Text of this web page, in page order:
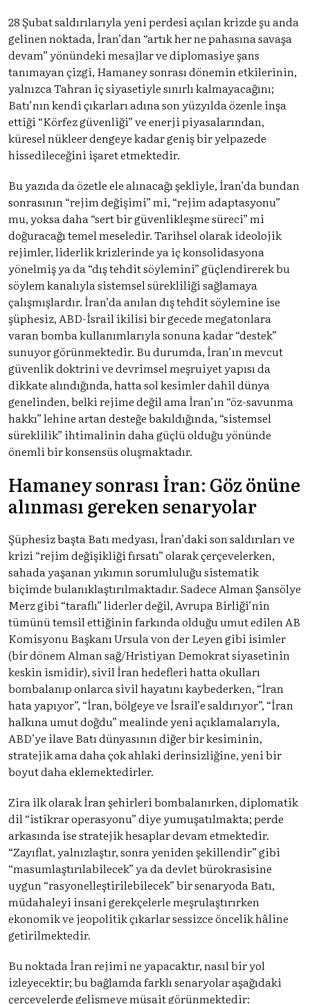
28 Şubat saldırılarıyla yeni perdesi açılan krizde şu anda
gelinen noktada, İran’dan “artık her ne pahasına savaşa
devam” yönündeki mesajlar ve diplomasiye şans
tanımayan çizgi, Hamaney sonrası dönemin etkilerinin,
yalnızca Tahran iç siyasetiyle sınırlı kalmayacağını;
Batı’nın kendi çıkarları adına son yüzyılda özenle inşa
ettiği “Körfez güvenliği” ve enerji piyasalarından,
küresel nükleer dengeye kadar geniş bir yelpazede
hissedileceğini işaret etmektedir.
Bu yazıda da özetle ele alınacağı şekliyle, İran’da bundan
sonrasının “rejim değişimi” mi, “rejim adaptasyonu”
mu, yoksa daha “sert bir güvenlikleşme süreci” mi
doğuracağı temel meseledir. Tarihsel olarak ideolojik
rejimler, liderlik krizlerinde ya iç konsolidasyona
yönelmiş ya da “dış tehdit söylemini” güçlendirerek bu
söylem kanalıyla sistemsel sürekliliği sağlamaya
çalışmışlardır. İran’da anılan dış tehdit söylemine ise
şüphesiz, ABD-İsrail ikilisi bir gecede megatonlara
varan bomba kullanımlarıyla sonuna kadar “destek”
sunuyor görünmektedir. Bu durumda, İran’ın mevcut
güvenlik doktrini ve devrimsel meşruiyet yapısı da
dikkate alındığında, hatta sol kesimler dahil dünya
genelinden, belki rejime değil ama İran’ın “öz-savunma
hakkı” lehine artan desteğe bakıldığında, “sistemsel
süreklilik” ihtimalinin daha güçlü olduğu yönünde
önemli bir konsensüs oluşmaktadır.
Hamaney sonrası İran: Göz önüne
alınması gereken senaryolar
Şüphesiz başta Batı medyası, İran’daki son saldırıları ve
krizi “rejim değişikliği fırsatı” olarak çerçevelerken,
sahada yaşanan yıkımın sorumluluğu sistematik
biçimde bulanıklaştırılmaktadır. Sadece Alman Şansölye
Merz gibi “taraflı” liderler değil, Avrupa Birliği’nin
tümünü temsil ettiğinin farkında olduğu umut edilen AB
Komisyonu Başkanı Ursula von der Leyen gibi isimler
(bir dönem Alman sağ/Hristiyan Demokrat siyasetinin
keskin ismidir), sivil İran hedefleri hatta okulları
bombalanıp onlarca sivil hayatını kaybederken, “İran
hata yapıyor”, “İran, bölgeye ve İsrail’e saldırıyor”, “İran
halkına umut doğdu” mealinde yeni açıklamalarıyla,
ABD’ye ilave Batı dünyasının diğer bir kesiminin,
stratejik ama daha çok ahlaki derinsizliğine, yeni bir
boyut daha eklemektedirler.
Zira ilk olarak İran şehirleri bombalanırken, diplomatik
dil “istikrar operasyonu” diye yumuşatılmakta; perde
arkasında ise stratejik hesaplar devam etmektedir.
“Zayıflat, yalnızlaştır, sonra yeniden şekillendir” gibi
“masumlaştırılabilecek” ya da devlet bürokrasisine
uygun “rasyonelleştirilebilecek” bir senaryoda Batı,
müdahaleyi insani gerekçelerle meşrulaştırırken
ekonomik ve jeopolitik çıkarlar sessizce öncelik hâline
getirilmektedir.
Bu noktada İran rejimi ne yapacaktır, nasıl bir yol
izleyecektir; bu bağlamda farklı senaryolar aşağıdaki
çerçevelerde gelişmeye müsait görünmektedir: